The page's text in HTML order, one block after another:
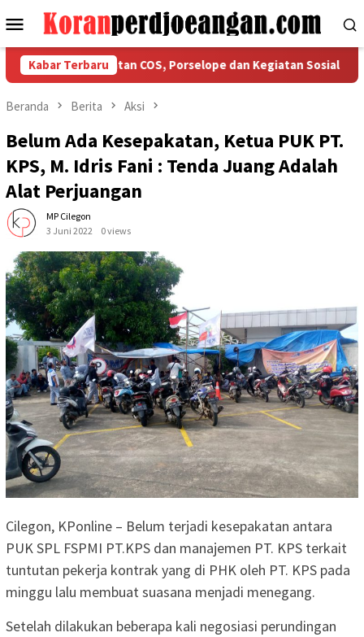
ke
Menu
Mobile
Kabar Terbaru
Ketaatan COS, Porselope dan Kegiatan Sosial
Beranda Berita Aksi
Belum Ada Kesepakatan, Ketua PUK PT.
KPS, M. Idris Fani : Tenda Juang Adalah
Alat Perjuangan
MP Cilegon
3 Juni 2022
0 views
Cilegon, KPonline – Belum terjadi kesepakatan antara
PUK SPL FSPMI PT.KPS dan manajemen PT. KPS terkait
tuntutan pekerja kontrak yang di PHK oleh PT. KPS pada
minggu lalu membuat suasana menjadi menegang.
Setelah dilakukan beberapa kali negosiasi perundingan